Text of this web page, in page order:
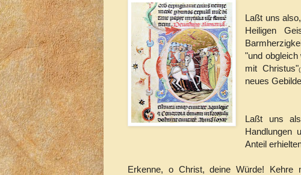
Laßt uns
Heiligen
"und
mit Christus"
neues
Laßt uns
Handlungen
Anteil
Erkenne, o Christ, deine Würde! Kehre